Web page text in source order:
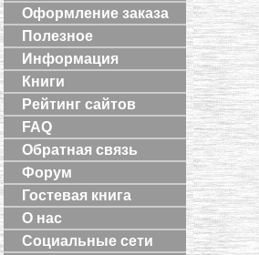
Оформление заказа
Полезное
Информация
Книги
Рейтинг сайтов
FAQ
Обратная связь
Форум
Гостевая книга
О нас
Социальные сети